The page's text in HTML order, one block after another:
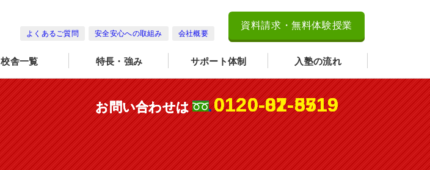
よくあるご質問 安全安心への取組み 会社概要
資料請求・無料体験授業
校舎一覧 特長・強み サポート体制 入塾の流れ
お問い合わせは 0120-07-5519
お問い合わせは 0120-07-5519
お問い合わせは 0120-82-3719
お問い合わせは 0120-81-8519